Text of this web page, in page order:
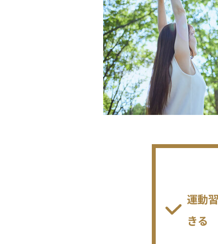
運動
きる